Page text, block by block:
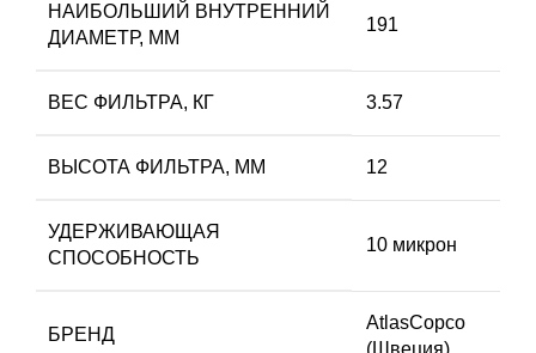
НАИБОЛЬШИЙ ВНУТРЕННИЙ
ДИАМЕТР, ММ
191
ВЕС ФИЛЬТРА, КГ 3.57
ВЫСОТА ФИЛЬТРА, ММ 12
УДЕРЖИВАЮЩАЯ
СПОСОБНОСТЬ
10 микрон
БРЕНД
AtlasCopco